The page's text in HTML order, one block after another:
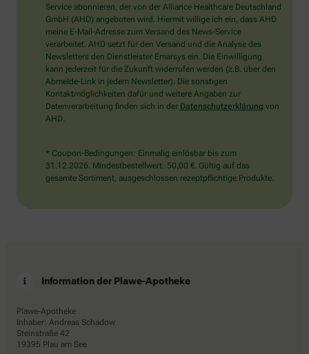
Dann
wählen
Sie
bitte
die
Flagge.
Service abonnieren, der von der Alliance Healthcare Deutschland
GmbH (AHD) angeboten wird. Hiermit willige ich ein, dass AHD
meine E-Mail-Adresse zum Versand des News-Service
verarbeitet. AHD setzt für den Versand und die Analyse des
Newsletters den Dienstleister Emarsys ein. Die Einwilligung
kann jederzeit für die Zukunft widerrufen werden (z.B. über den
Abmelde-Link in jedem Newsletter). Die sonstigen
Kontaktmöglichkeiten dafür und weitere Angaben zur
Datenverarbeitung finden sich in der Datenschutzerklärung von
AHD.
* Coupon-Bedingungen: Einmalig einlösbar bis zum
31.12.2026. Mindestbestellwert: 50,00 €. Gültig auf das
gesamte Sortiment, ausgeschlossen rezeptpflichtige Produkte.
Information der Plawe-Apotheke
Plawe-Apotheke
Inhaber: Andreas Schadow
Steinstraße 42
19395 Plau am See